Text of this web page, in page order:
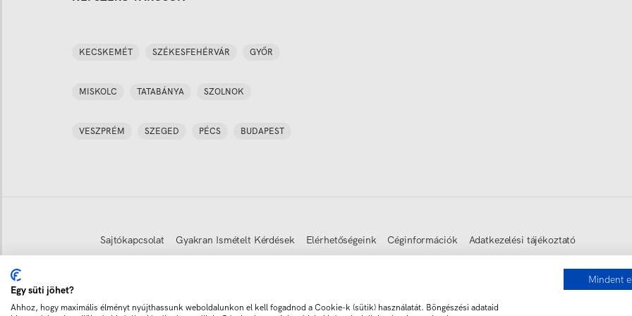
KECSKEMÉT SZÉKESFEHÉRVÁR GYŐR
MISKOLC TATABÁNYA SZOLNOK
VESZPRÉM SZEGED PÉCS BUDAPEST
Sajtókapcsolat Gyakran Ismételt Kérdések Elérhetőségeink Céginformációk Adatkezelési tájékoztató
Copyright © 2011-
Egy süti jöhet?
Ahhoz, hogy maximális élményt nyújthassunk weboldalunkon el kell fogadnod a Cookie-k (sütik) használatát. Böngészési adataid
Mindent